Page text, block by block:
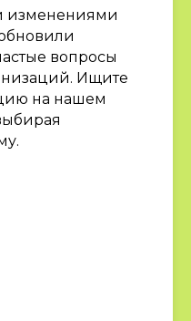
изменениями
вопросы
Ищите
на нашем